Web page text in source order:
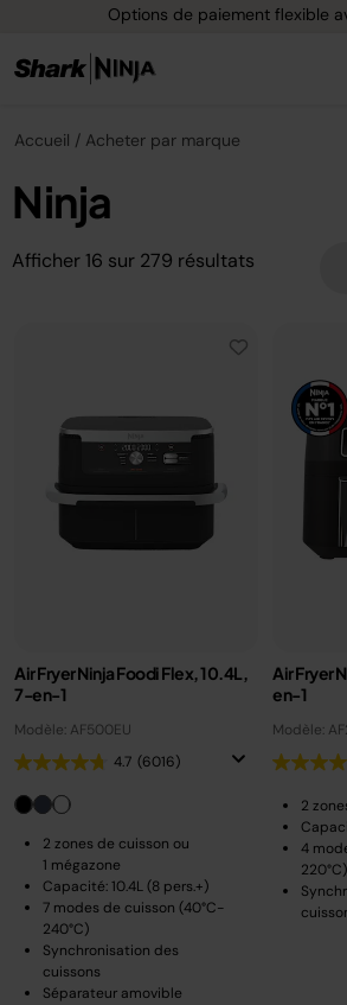
Options de paiement flexible
Accueil Acheter par marque
Ninja
Afficher 16 sur 279 résultats
Air Fryer Ninja Foodi Flex, 10.4L,
7-en-1
Modèle: AF500EU
4.7 (6016)
2 zones de cuisson ou
1 mégazone
Capacité: 10.4L (8 pers.+)
7 modes de cuisson (40°C-
240°C)
Synchronisation des
cuissons
Séparateur amovible
Air Fryer
en-1
Modèle:
2
4
220°C)